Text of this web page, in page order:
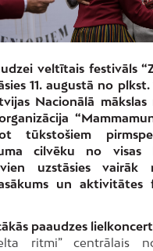
veltītais festivāls
11. augustā no plkst.
Nacionālā mākslas
tūkstošiem
cilvēku no visas
uzstāsies vairāk
un aktivitātes
paaudzes
ritmi” centrālais